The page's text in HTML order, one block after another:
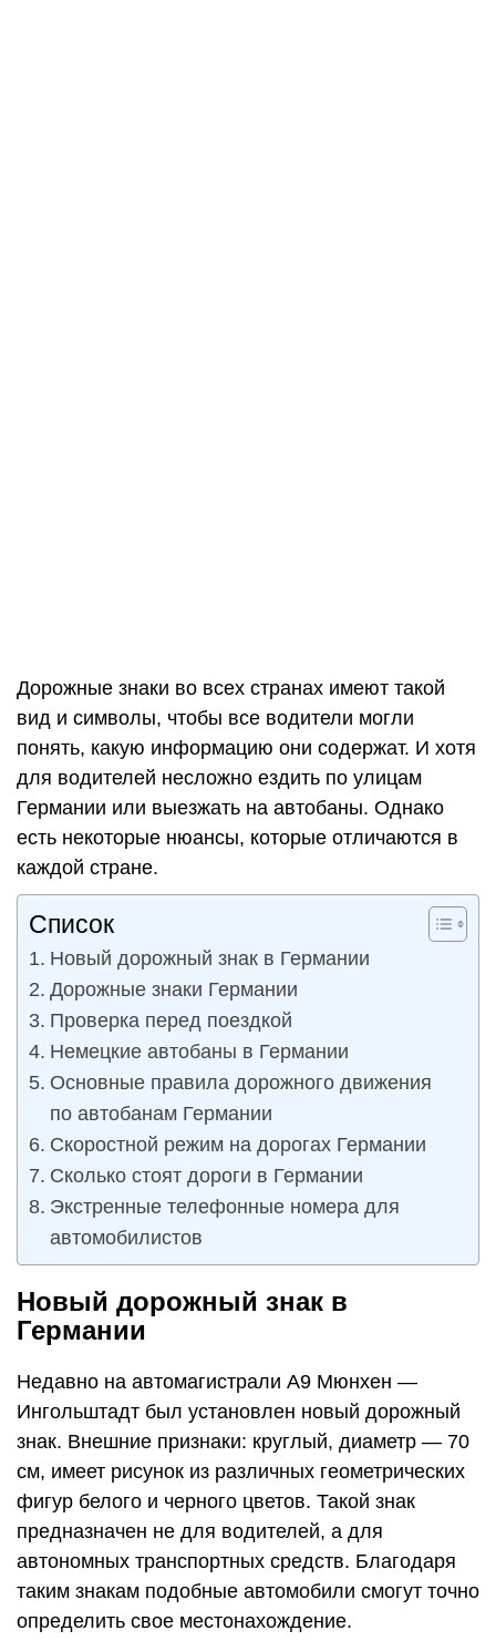
Дорожные знаки во всех странах имеют такой
вид и символы, чтобы все водители могли
понять, какую информацию они содержат. И хотя
для водителей несложно ездить по улицам
Германии или выезжать на автобаны. Однако
есть некоторые нюансы, которые отличаются в
каждой стране.
Список
Новый дорожный знак в Германии
Дорожные знаки Германии
Проверка перед поездкой
Немецкие автобаны в Германии
Основные правила дорожного движения
по автобанам Германии
Скоростной режим на дорогах Германии
Сколько стоят дороги в Германии
Экстренные телефонные номера для
автомобилистов
Новый дорожный знак в
Германии
Недавно на автомагистрали А9 Мюнхен —
Ингольштадт был установлен новый дорожный
знак. Внешние признаки: круглый, диаметр — 70
см, имеет рисунок из различных геометрических
фигур белого и черного цветов. Такой знак
предназначен не для водителей, а для
автономных транспортных средств. Благодаря
таким знакам подобные автомобили смогут точно
определить свое местонахождение.